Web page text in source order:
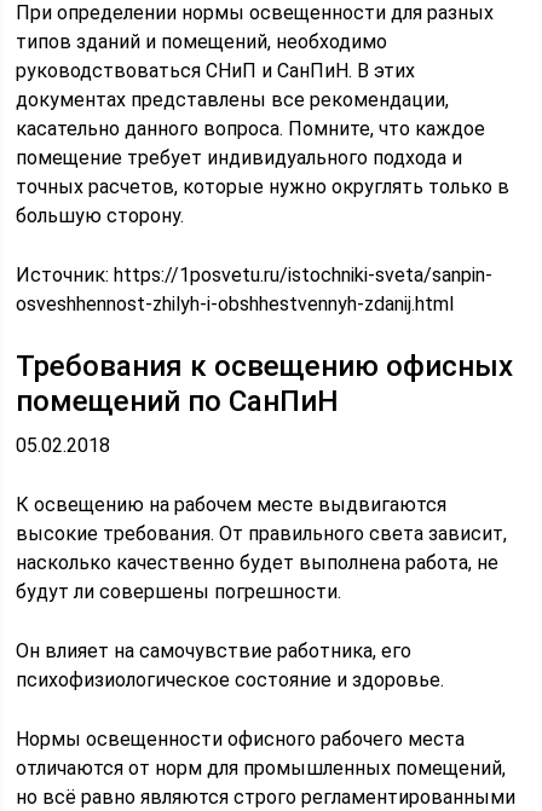
При определении нормы освещенности для разных
типов зданий и помещений, необходимо
руководствоваться СНиП и СанПиН. В этих
документах представлены все рекомендации,
касательно данного вопроса. Помните, что каждое
помещение требует индивидуального подхода и
точных расчетов, которые нужно округлять только в
большую сторону.
Источник:https://1posvetu.ru/istochniki-sveta/sanpin-
osveshhennost-zhilyh-i-obshhestvennyh-zdanij.html
Требования к освещению офисных
помещений по СанПиН
05.02.2018
К освещению на рабочем месте выдвигаются
высокие требования. От правильного света зависит,
насколько качественно будет выполнена работа, не
будут ли совершены погрешности.
Он влияет на самочувствие работника, его
психофизиологическое состояние и здоровье.
Нормы освещенности офисного рабочего места
отличаются от норм для промышленных помещений,
но всё равно являются строго регламентированными